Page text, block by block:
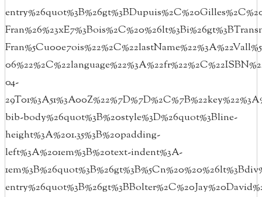
04-
bib-body%26quot%3B%20style%3D%26quot%3Bline-
height%3A%201.35%3B%20padding-
left%3A%201em%3B%20text-indent%3A-